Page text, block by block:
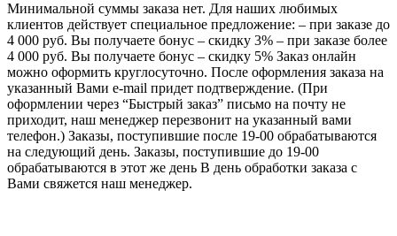
Минимальной суммы заказа нет. Для наших любимых
клиентов действует специальное предложение: – при заказе до
4 000 руб. Вы получаете бонус – скидку 3% – при заказе более
4 000 руб. Вы получаете бонус – скидку 5% Заказ онлайн
можно оформить круглосуточно. После оформления заказа на
указанный Вами e-mail придет подтверждение. (При
оформлении через “Быстрый заказ” письмо на почту не
приходит, наш менеджер перезвонит на указанный вами
телефон.) Заказы, поступившие после 19-00 обрабатываются
на следующий день. Заказы, поступившие до 19-00
обрабатываются в этот же день В день обработки заказа с
Вами свяжется наш менеджер.